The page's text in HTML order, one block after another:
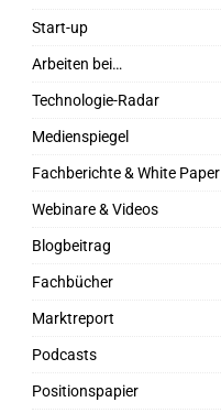
Start-up
Arbeiten bei…
Technologie-Radar
Medienspiegel
Fachberichte & White Paper
Webinare & Videos
Blogbeitrag
Fachbücher
Marktreport
Podcasts
Positionspapier